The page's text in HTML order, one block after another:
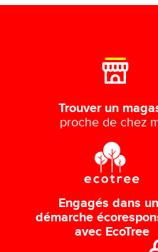
Trouver un
proche de chez
Engagés dans
démarche
avec EcoTree